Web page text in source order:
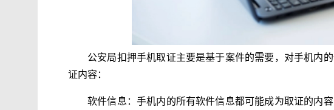
公安局扣押手机取证主要是基于案件的需要，对手机内
证内容：
软件信息：手机内的所有软件信息都可能成为取证的内